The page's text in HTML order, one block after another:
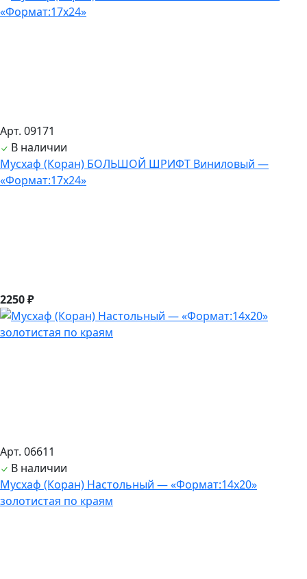
Арт. 09171
В наличии
Мусхаф (Коран) БОЛЬШОЙ ШРИФТ Виниловый —
«Формат:17х24»
2250 ₽
Арт. 06611
В наличии
Мусхаф (Коран) Настольный — «Формат:14х20»
золотистая по краям